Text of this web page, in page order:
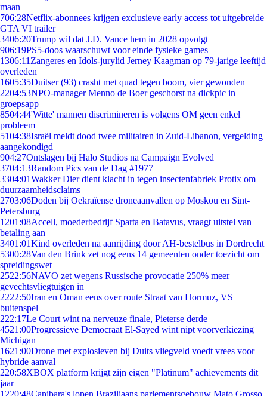
maan
706:28Netflix-abonnees krijgen exclusieve early access tot uitgebreide
GTA VI trailer
3406:20Trump wil dat J.D. Vance hem in 2028 opvolgt
906:19PS5-doos waarschuwt voor einde fysieke games
1306:11 Zangeres en Idols-jurylid Jerney Kaagman op 79-jarige leeftijd
overleden
1605:35Duitser (93) crasht met quad tegen boom, vier gewonden
2204:53NPO-manager Menno de Boer geschorst na dickpic in
groepsapp
8504:44'Witte' mannen discrimineren is volgens OM geen enkel
probleem
5104:38Israël meldt dood twee militairen in Zuid-Libanon, vergelding
aangekondigd
904:27Ontslagen bij Halo Studios na Campaign Evolved
3704:13Random Pics van de Dag #1977
3304:01Wakker Dier dient klacht in tegen insectenfabriek Protix om
duurzaamheidsclaims
2703:06Doden bij Oekraïense droneaanvallen op Moskou en Sint-
Petersburg
1201:08Accell, moederbedrijf Sparta en Batavus, vraagt uitstel van
betaling aan
3401:01Kind overleden na aanrijding door AH-bestelbus in Dordrecht
5300:28Van den Brink zet nog eens 14 gemeenten onder toezicht om
spreidingswet
2522:56NAVO zet wegens Russische provocatie 250% meer
gevechtsvliegtuigen in
2222:50Iran en Oman eens over route Straat van Hormuz, VS
buitenspel
222:17Le Court wint na nerveuze finale, Pieterse derde
4521:00Progressieve Democraat El-Sayed wint nipt voorverkiezing
Michigan
1621:00Drone met explosieven bij Duits vliegveld voedt vrees voor
hybride aanval
220:58XBOX platform krijgt zijn eigen "Platinum" achievements dit
jaar
1220:48Capibara's lopen Braziliaans parlementsgebouw Mato Grosso